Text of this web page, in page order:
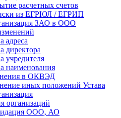
расчетных счетов
из ЕГРЮЛ / ЕГРИП
ЗАО в ООО
адреса
директора
учредителя
наименования
в ОКВЭД
иных положений Устава
организаций
ООО, АО